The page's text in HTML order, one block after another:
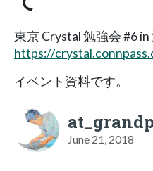
東京 Crystal 勉強会 #6 in
https://
イベント資料です。
June 21, 2018